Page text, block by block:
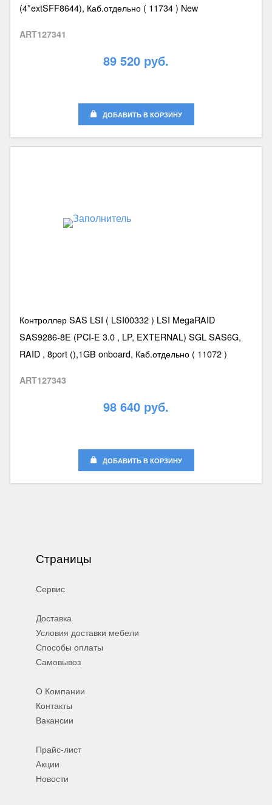
(4*extSFF8644), Каб.отдельно ( 11734 ) New
ART127341
89 520 руб.
ДОБАВИТЬ В КОРЗИНУ
Контроллер SAS LSI ( LSI00332 ) LSI MegaRAID
SAS9286-8E (PCI-E 3.0 , LP, EXTERNAL) SGL SAS6G,
RAID , 8port (),1GB onboard, Каб.отдельно ( 11072 )
ART127343
98 640 руб.
ДОБАВИТЬ В КОРЗИНУ
Страницы
Сервис
Доставка
Условия доставки мебели
Способы оплаты
Самовывоз
О Компании
Контакты
Вакансии
Прайс-лист
Акции
Новости